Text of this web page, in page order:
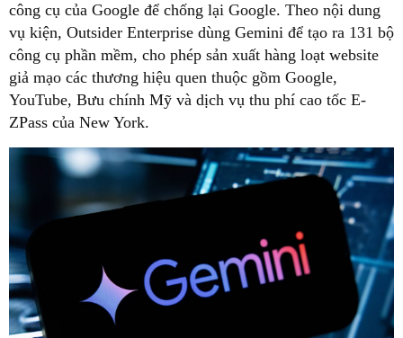
công cụ của Google để chống lại Google. Theo nội dung
vụ kiện, Outsider Enterprise dùng Gemini để tạo ra 131 bộ
công cụ phần mềm, cho phép sản xuất hàng loạt website
giả mạo các thương hiệu quen thuộc gồm Google,
YouTube, Bưu chính Mỹ và dịch vụ thu phí cao tốc E-
ZPass của New York.